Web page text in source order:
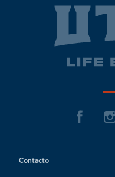
Contacto